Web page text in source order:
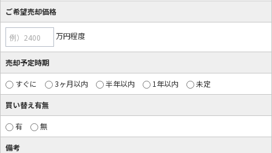
ご希望売却価格
例）2400 万円程度
売却予定時期
すぐに 3ヶ月以内 半年以内 1年以内 未定
買い替え有無
有 無
備考